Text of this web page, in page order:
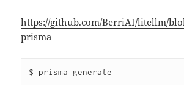
https://github.com/BerriAI/litellm/
prisma
$ prisma generate